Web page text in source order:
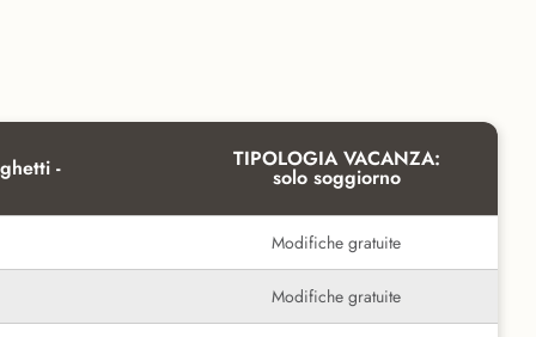
- TIPOLOGIA VACANZA:
solo soggiorno
Modifiche gratuite
Modifiche gratuite